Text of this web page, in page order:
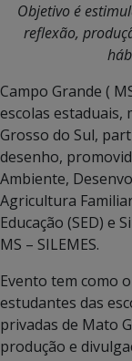
Objetivo é
reflexão,
Campo Grande (
escolas estaduais,
Grosso do Sul,
desenho,
Ambiente,
Agricultura
Educação (SED) e
MS – SILEMES.
Evento tem como
estudantes das
privadas de Mato
produção e